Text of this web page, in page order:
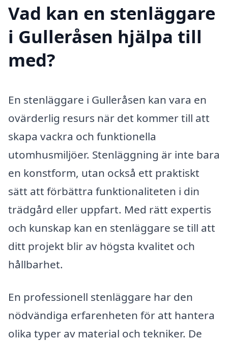
Vad kan en stenläggare
i Gulleråsen hjälpa till
med?
En stenläggare i Gulleråsen kan vara en
ovärderlig resurs när det kommer till att
skapa vackra och funktionella
utomhusmiljöer. Stenläggning är inte bara
en konstform, utan också ett praktiskt
sätt att förbättra funktionaliteten i din
trädgård eller uppfart. Med rätt expertis
och kunskap kan en stenläggare se till att
ditt projekt blir av högsta kvalitet och
hållbarhet.
En professionell stenläggare har den
nödvändiga erfarenheten för att hantera
olika typer av material och tekniker. De